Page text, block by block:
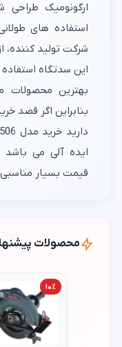
ارگونومیک
استفاده های
شرکت تولید
این سدتگاه
بهترین محصولات
بنابراین اگر قصد
ایده آلی می باشد
قیمت بسیار مناسبی
محصولات
۱۰٪